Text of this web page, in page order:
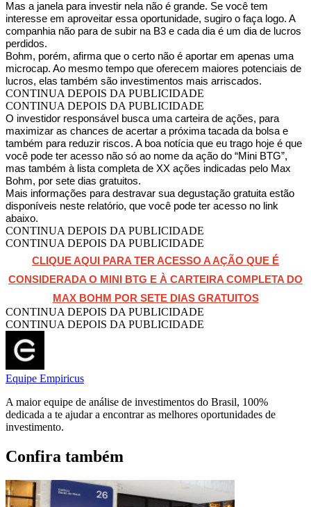
Mas a janela para investir nela não é grande. Se você tem
interesse em aproveitar essa oportunidade, sugiro o faça logo. A
companhia não para de subir na B3 e cada dia é um dia de lucros
perdidos.
Bohm, porém, afirma que o certo não é aportar em apenas uma
microcap. Ao mesmo tempo que oferecem maiores potenciais de
lucros, elas também são investimentos mais arriscados.
CONTINUA DEPOIS DA PUBLICIDADE
CONTINUA DEPOIS DA PUBLICIDADE
O investidor responsável busca uma carteira de ações, para
maximizar as chances de acertar a próxima tacada da bolsa e
também para reduzir riscos. A boa notícia que eu trago hoje é que
você pode ter acesso não só ao nome da ação do “Mini BTG”,
mas também à lista completa de XX ações indicadas pelo Max
Bohm, por sete dias gratuitos.
Mais informações para destravar sua degustação gratuita estão
disponíveis neste relatório, que você pode ter acesso no link
abaixo.
CONTINUA DEPOIS DA PUBLICIDADE
CONTINUA DEPOIS DA PUBLICIDADE
CLIQUE AQUI PARA TER ACESSO A AÇÃO QUE É
CONSIDERADA O MINI BTG E À CARTEIRA COMPLETA DO
MAX BOHM POR SETE DIAS GRATUITOS
CONTINUA DEPOIS DA PUBLICIDADE
CONTINUA DEPOIS DA PUBLICIDADE
Equipe Empiricus
A maior equipe de análise de investimentos do Brasil, 100%
dedicada a te ajudar a encontrar as melhores oportunidades de
investimento.
Confira também